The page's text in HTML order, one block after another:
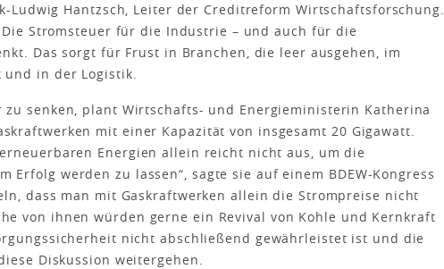
Ludwig Hantzsch, Leiter der Creditreform Wirtschaftsforschung.
Stromsteuer für die Industrie – und auch für die
Das sorgt für Frust in Branchen, die leer ausgehen, im
und in der Logistik.
zu senken, plant Wirtschafts- und Energieministerin Katherina
mit einer Kapazität von insgesamt 20 Gigawatt.
Energien allein reicht nicht aus, um die
Erfolg werden zu lassen“, sagte sie auf einem BDEW-Kongress
dass man mit Gaskraftwerken allein die Strompreise nicht
von ihnen würden gerne ein Revival von Kohle und Kernkraft
nicht abschließend gewährleistet ist und die
Diskussion weitergehen.